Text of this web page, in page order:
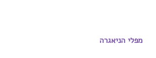
מפלי הניאגרה